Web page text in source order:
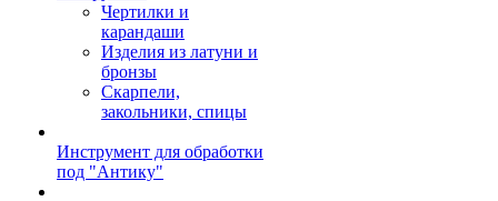
Чертилки и
карандаши
Изделия из латуни и
бронзы
Скарпели,
закольники, спицы
Инструмент для обработки
под "Антику"